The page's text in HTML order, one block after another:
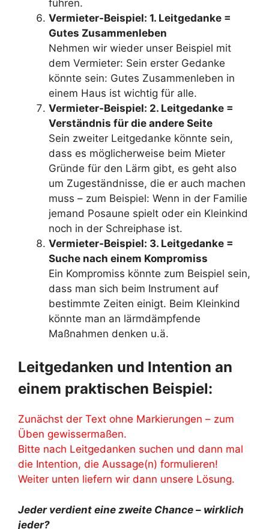
führen.
Vermieter-Beispiel: 1. Leitgedanke =
Gutes Zusammenleben
Nehmen wir wieder unser Beispiel mit
dem Vermieter: Sein erster Gedanke
könnte sein: Gutes Zusammenleben in
einem Haus ist wichtig für alle.
Vermieter-Beispiel: 2. Leitgedanke =
Verständnis für die andere Seite
Sein zweiter Leitgedanke könnte sein,
dass es möglicherweise beim Mieter
Gründe für den Lärm gibt, es geht also
um Zugeständnisse, die er auch machen
muss – zum Beispiel: Wenn in der Familie
jemand Posaune spielt oder ein Kleinkind
noch in der Schreiphase ist.
Vermieter-Beispiel: 3. Leitgedanke =
Suche nach einem Kompromiss
Ein Kompromiss könnte zum Beispiel sein,
dass man sich beim Instrument auf
bestimmte Zeiten einigt. Beim Kleinkind
könnte man an lärmdämpfende
Maßnahmen denken u.ä.
Leitgedanken und Intention an
einem praktischen Beispiel:
Zunächst der Text ohne Markierungen – zum
Üben gewissermaßen.
Bitte nach Leitgedanken suchen und dann mal
die Intention, die Aussage(n) formulieren!
Weiter unten liefern wir dann unsere Lösung.
Jeder verdient eine zweite Chance – wirklich
jeder?